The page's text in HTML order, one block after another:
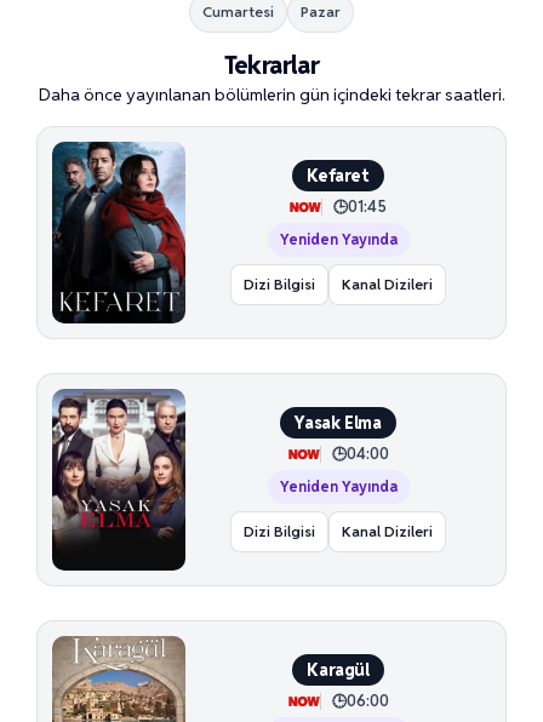
Cumartesi Pazar
Tekrarlar
Daha önce yayınlanan bölümlerin gün içindeki tekrar saatleri.
Kefaret
01:45
Yeniden Yayında
Dizi Bilgisi Kanal Dizileri
Yasak Elma
04:00
Yeniden Yayında
Dizi Bilgisi Kanal Dizileri
Karagül
06:00